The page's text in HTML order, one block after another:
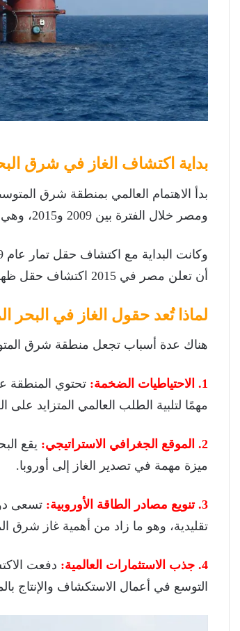
بداية اكتشاف الغاز في شرق
بدأ الاهتمام العالمي بمنطقة شرق
ومصر خلال الفترة بين 2009 و2015، وهي الاكتشافات التي غيرت مستقبل الطاقة في المنطقة.
أن تعلن مصر في 2015 اكتشاف حقل ظهر العملاق، الذي يُعد أكبر حقل غاز في البحر المتوسط حتى الآن.
لماذا تُعد حقول الغاز في البحر
هناك عدة أسباب تجعل منطقة شرق
1. الاحتياطيات الضخمة:
تحتوي المنطقة
مهمًا لتلبية الطلب العالمي المتزايد على
2. الموقع الجغرافي الاستراتيجي:
يقع
ميزة مهمة في تصدير الغاز إلى أوروبا.
3. تنويع مصادر الطاقة الأوروبية:
تسعى
تقليدية، وهو ما زاد من أهمية غاز شرق
4. جذب الاستثمارات العالمية:
التوسع في أعمال الاستكشاف والإنتاج